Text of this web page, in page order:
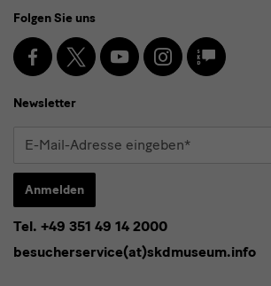
Media
und
Newsletter
Folgen Sie uns
Facebook
X YoutubeInstagramSKD
Blog
Newsletter
E-
Adresse
Anmelden
* Pflichtfeld
Ich stimme derDatenschutzerklärung
Tel. +49 351 49 14 2000
besucherservice(at)skdmuseum.info